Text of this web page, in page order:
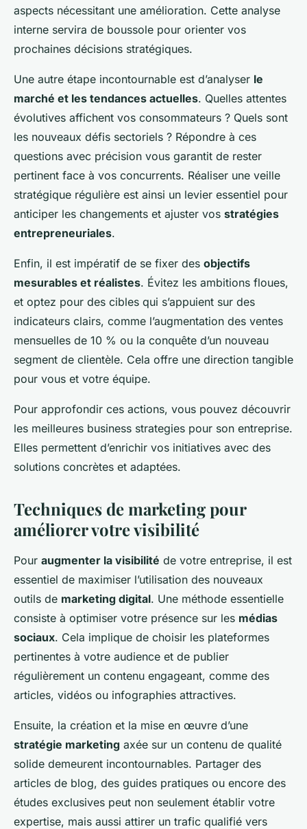
aspects nécessitant une amélioration. Cette analyse
interne servira de boussole pour orienter vos
prochaines décisions stratégiques.
Une autre étape incontournable est d’analyser le
marché et les tendances actuelles. Quelles attentes
évolutives affichent vos consommateurs ? Quels sont
les nouveaux défis sectoriels ? Répondre à ces
questions avec précision vous garantit de rester
pertinent face à vos concurrents. Réaliser une veille
stratégique régulière est ainsi un levier essentiel pour
anticiper les changements et ajuster vos stratégies
entrepreneuriales.
Enfin, il est impératif de se fixer des objectifs
mesurables et réalistes. Évitez les ambitions floues,
et optez pour des cibles qui s’appuient sur des
indicateurs clairs, comme l’augmentation des ventes
mensuelles de 10 % ou la conquête d’un nouveau
segment de clientèle. Cela offre une direction tangible
pour vous et votre équipe.
Pour approfondir ces actions, vous pouvez découvrir
les meilleures business strategies pour son entreprise.
Elles permettent d’enrichir vos initiatives avec des
solutions concrètes et adaptées.
Techniques de marketing pour
améliorer votre visibilité
Pour augmenter la visibilité de votre entreprise, il est
essentiel de maximiser l’utilisation des nouveaux
outils de marketing digital. Une méthode essentielle
consiste à optimiser votre présence sur les médias
sociaux. Cela implique de choisir les plateformes
pertinentes à votre audience et de publier
régulièrement un contenu engageant, comme des
articles, vidéos ou infographies attractives.
Ensuite, la création et la mise en œuvre d’une
stratégie marketing axée sur un contenu de qualité
solide demeurent incontournables. Partager des
articles de blog, des guides pratiques ou encore des
études exclusives peut non seulement établir votre
expertise, mais aussi attirer un trafic qualifié vers